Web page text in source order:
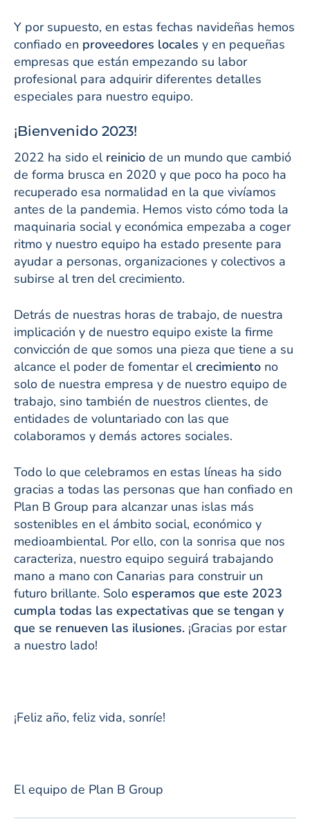
Y por supuesto, en estas fechas navideñas hemos
confiado en proveedores locales y en pequeñas
empresas que están empezando su labor
profesional para adquirir diferentes detalles
especiales para nuestro equipo.
¡Bienvenido 2023!
2022 ha sido el reinicio de un mundo que cambió
de forma brusca en 2020 y que poco ha poco ha
recuperado esa normalidad en la que vivíamos
antes de la pandemia. Hemos visto cómo toda la
maquinaria social y económica empezaba a coger
ritmo y nuestro equipo ha estado presente para
ayudar a personas, organizaciones y colectivos a
subirse al tren del crecimiento.
Detrás de nuestras horas de trabajo, de nuestra
implicación y de nuestro equipo existe la firme
convicción de que somos una pieza que tiene a su
alcance el poder de fomentar elcrecimiento no
solo de nuestra empresa y de nuestro equipo de
trabajo, sino también de nuestros clientes, de
entidades de voluntariado con las que
colaboramos y demás actores sociales.
Todo lo que celebramos en estas líneas ha sido
gracias a todas las personas que han confiado en
Plan B Group para alcanzar unas islas más
sostenibles en el ámbito social, económico y
medioambiental. Por ello, con la sonrisa que nos
caracteriza, nuestro equipo seguirá trabajando
mano a mano con Canarias para construir un
futuro brillante. Solo esperamos que este 2023
cumpla todas las expectativas que se tengan y
que se renueven las ilusiones. ¡Gracias por estar
a nuestro lado!
¡Feliz año, feliz vida, sonríe!
El equipo de Plan B Group